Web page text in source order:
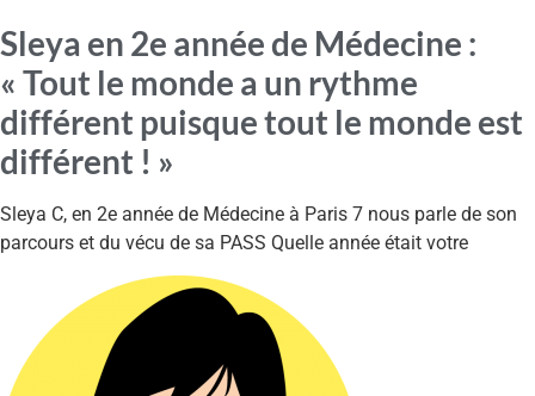
Sleya en 2e année de Médecine :
« Tout le monde a un rythme
différent puisque tout le monde est
différent ! »
Sleya C, en 2e année de Médecine à Paris 7 nous parle de son
parcours et du vécu de sa PASS Quelle année était votre